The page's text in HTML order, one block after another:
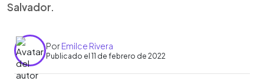
Salvador.
PorEmilce Rivera
Publicado el 11 de febrero de 2022